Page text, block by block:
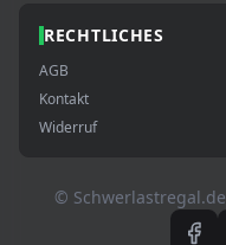
RECHTLICHES
AGB
Kontakt
Widerruf
© Schwerlastregal.de